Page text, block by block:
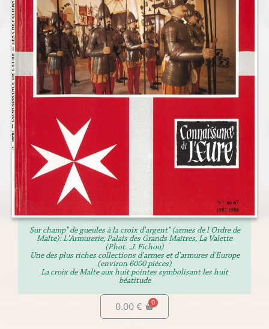
Sur champ" de gueules à la croix d'argent" (armes de l'Ordre de
Malte): L'Armurerie, Palais des Grands Maîtres, La Valette
(Phot. .J. Fichou)
Une des plus riches collections d'armes et d'armures d'Europe
(environ 6000 pièces)
La croix de Malte aux huit pointes symbolisant les huit
béatitude
0.00 €